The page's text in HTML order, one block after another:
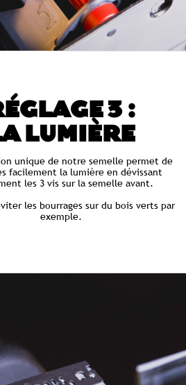
3 :
LUMIÈRE
unique de notre semelle permet de
facilement la lumière en dévissant
les 3 vis sur la semelle avant.
les bourrages sur du bois verts par
exemple.